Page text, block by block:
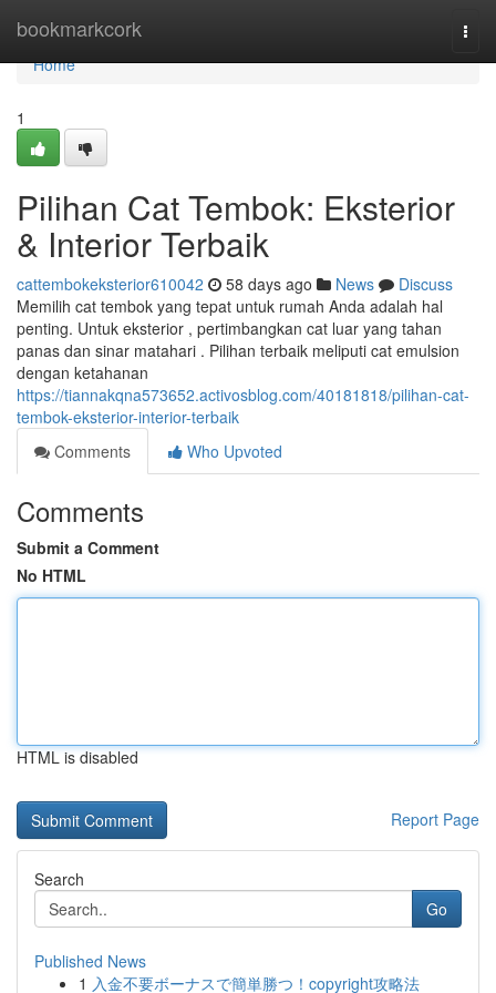
bookmarkcork
Home
Home
1
Pilihan Cat Tembok: Eksterior
& Interior Terbaik
cattembokeksterior610042 58 days ago News
Discuss
Memilih cat tembok yang tepat untuk rumah Anda adalah hal
penting. Untuk eksterior , pertimbangkan cat luar yang tahan
panas dan sinar matahari . Pilihan terbaik meliputi cat emulsion
dengan ketahanan
https://tiannakqna573652.activosblog.com/40181818/pilihan-cat-
tembok-eksterior-interior-terbaik
Comments
Who Upvoted
Comments
Submit a Comment
No HTML
HTML is disabled
Report Page
Search
Go
Published News
1 入金不要ボーナスで簡単勝つ！copyright攻略法